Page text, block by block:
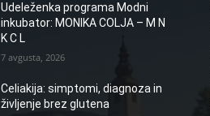
Udeleženka programa Modni
inkubator: MONIKA COLJA – M N
K C L
7 avgusta, 2026
Celiakija: simptomi, diagnoza in
življenje brez glutena